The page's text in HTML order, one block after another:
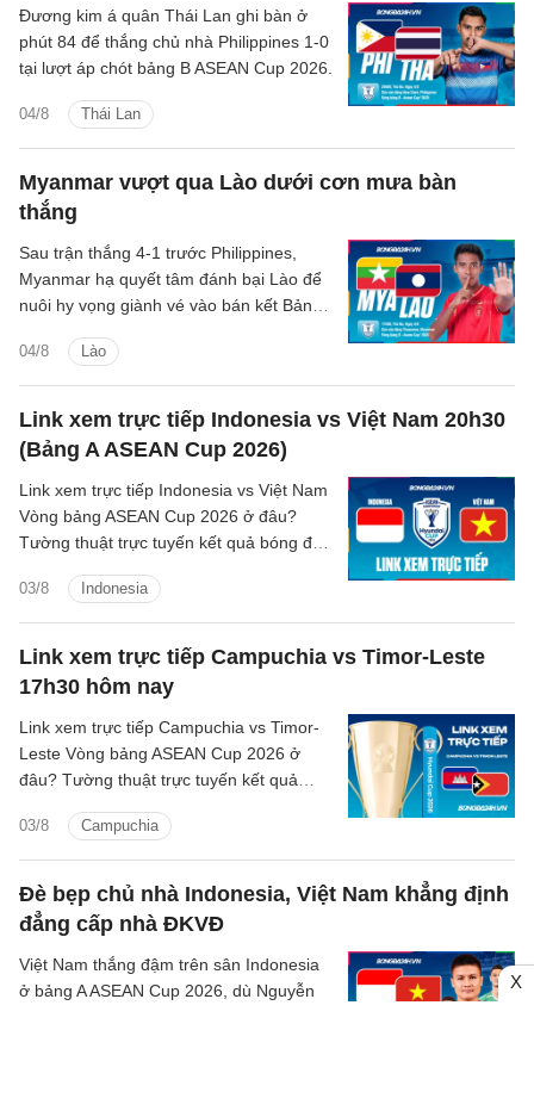
04/8 Thái Lan
Đương kim á quân Thái Lan ghi bàn ở
phút 84 để thắng chủ nhà Philippines 1-0
tại lượt áp chót bảng B ASEAN Cup 2026.
Myanmar vượt qua Lào dưới cơn mưa bàn
thắng
04/8 Lào
Sau trận thắng 4-1 trước Philippines,
Myanmar hạ quyết tâm đánh bại Lào để
nuôi hy vọng giành vé vào bán kết Bảng
Link xem trực tiếp Indonesia vs Việt Nam 20h30
(Bảng A ASEAN Cup 2026)
03/8 Indonesia
Link xem trực tiếp Indonesia vs Việt Nam
Vòng bảng ASEAN Cup 2026 ở đâu?
Tường thuật trực tuyến kết quả bóng đá
sóng nào?
Link xem trực tiếp Campuchia vs Timor-Leste
17h30 hôm nay
03/8 Campuchia
Link xem trực tiếp Campuchia vs Timor-
Leste Vòng bảng ASEAN Cup 2026 ở
đâu? Tường thuật trực tuyến kết quả
kênh phát sóng nào?
Đè bẹp chủ nhà Indonesia, Việt Nam khẳng định
đẳng cấp nhà ĐKVĐ
Việt Nam thắng đậm trên sân Indonesia
ở bảng A ASEAN Cup 2026, dù Nguyễn
X